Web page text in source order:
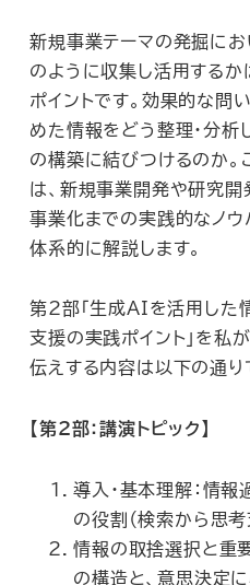
新規事業テーマの発掘に
のように収集し活用する
ポイントです。効果的な問
めた情報をどう整理・分析
の構築に結びつけるのか。
は、新規事業開発や研究
事業化までの実践的なノ
体系的に解説します。
第2部「生成AIを活用した
支援の実践ポイント」を私
伝えする内容は以下の通り
【第2部：講演トピック】
導入・基本理解：情
の役割（検索から思考
情報の取捨選択と重
の構造と、意思決定